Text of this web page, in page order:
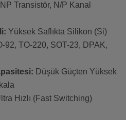
Transistör, N/P Kanal
Yüksek Saflıkta Silikon (Si)
92, TO-220, SOT-23, DPAK,
Düşük Güçten Yüksek
Hızlı (Fast Switching)